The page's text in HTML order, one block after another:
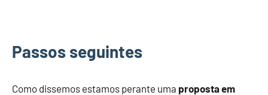
Passos seguintes
Como dissemos estamos perante uma proposta em